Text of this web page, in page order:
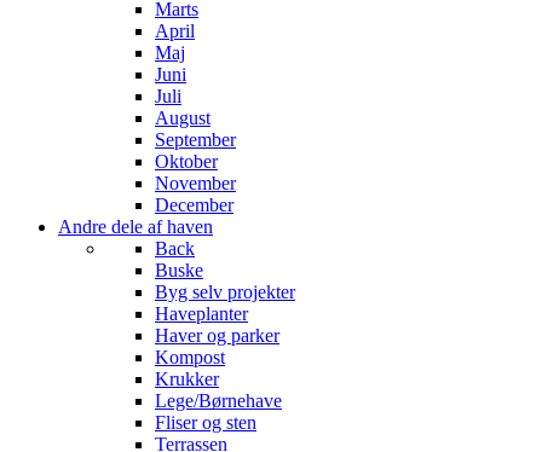
Marts
April
Maj
Juni
Juli
August
September
Oktober
November
December
Andre dele af haven
Back
Buske
Byg selv projekter
Haveplanter
Haver og parker
Kompost
Krukker
Lege/Børnehave
Fliser og sten
Terrassen